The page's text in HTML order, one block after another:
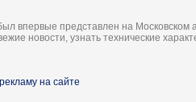
впервые представлен на
новости, узнать технические
на сайте